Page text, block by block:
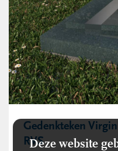
Gedenkteken
RVS
Deze website